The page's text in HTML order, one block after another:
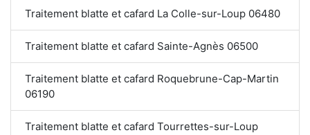
Traitement blatte et cafard La Colle-sur-Loup 06480
Traitement blatte et cafard Sainte-Agnès 06500
Traitement blatte et cafard Roquebrune-Cap-Martin
06190
Traitement blatte et cafard Tourrettes-sur-Loup